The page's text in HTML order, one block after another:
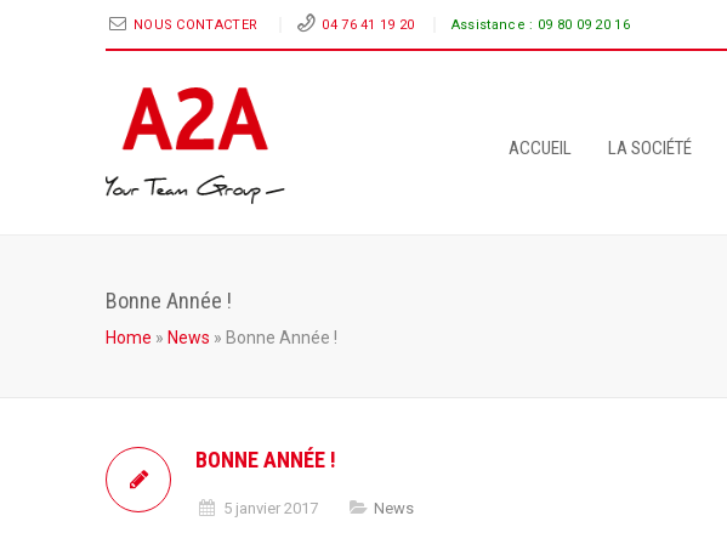
NOUS CONTACTER 04 76 41 19 20 Assistance : 09 80 09 20 16
ACCUEIL LA SOCIÉTÉ
Bonne Année !
Home » News » Bonne Année !
BONNE ANNÉE !
5 janvier 2017 News